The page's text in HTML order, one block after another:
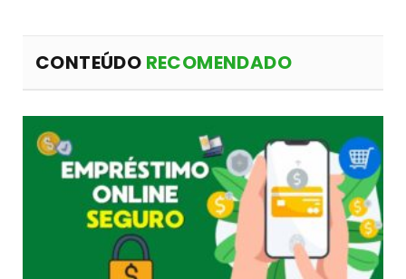
CONTEÚDO RECOMENDADO